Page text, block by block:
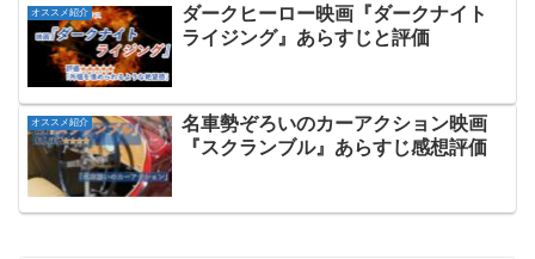
オススメ紹介
ダークヒーロー映画『ダークナイト
ライジング』あらすじと評価
オススメ紹介
名車勢ぞろいのカーアクション映画
『スクランブル』あらすじ感想評価